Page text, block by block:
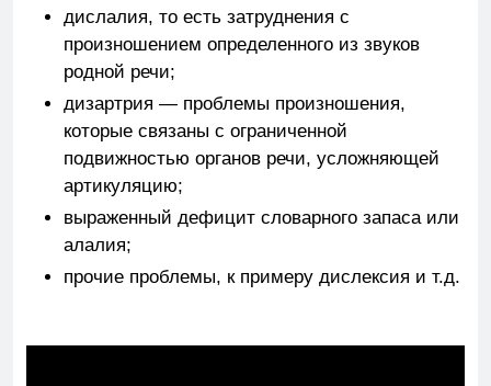
дислалия, то есть затруднения с
произношением определенного из звуков
родной речи;
дизартрия — проблемы произношения,
которые связаны с ограниченной
подвижностью органов речи, усложняющей
артикуляцию;
выраженный дефицит словарного запаса или
алалия;
прочие проблемы, к примеру дислексия и т.д.